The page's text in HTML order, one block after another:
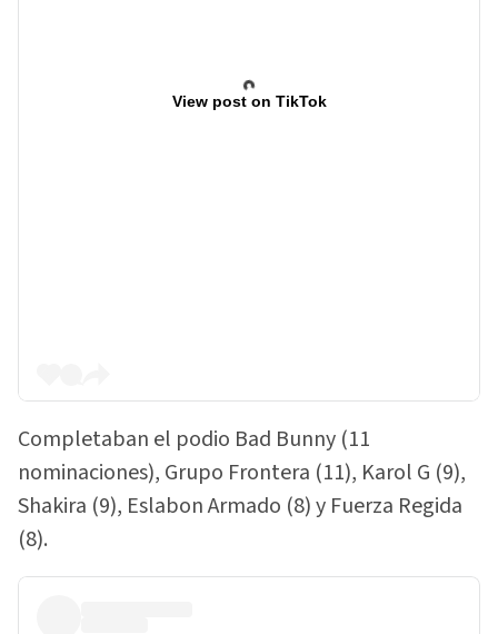
View post on TikTok
Completaban el podio Bad Bunny (11
nominaciones), Grupo Frontera (11), Karol G (9),
Shakira (9), Eslabon Armado (8) y Fuerza Regida
(8).